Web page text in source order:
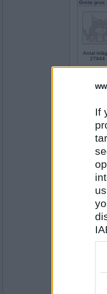
If
Greta grus
Antal
27944
Antal
34614
Greta grus
Antal
27944
Ruckzuck